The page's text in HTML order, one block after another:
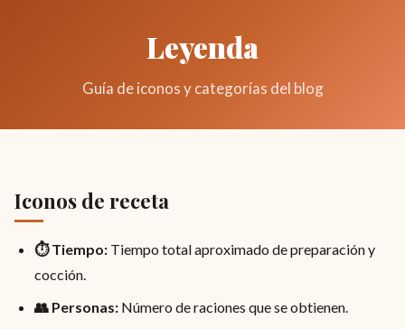
Leyenda
Guía de iconos y categorías del blog
Iconos de receta
⏱ Tiempo: Tiempo total aproximado de preparación y
cocción.
👥 Personas: Número de raciones que se obtienen.